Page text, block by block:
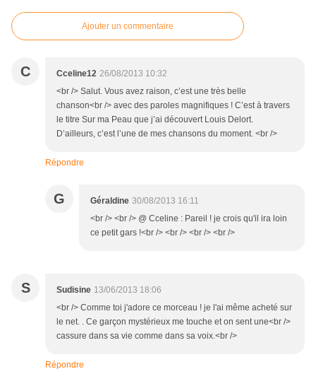
Ajouter un commentaire
C Cceline12 26/08/2013 10:32
<br /> Salut. Vous avez raison, c’est une très belle
chanson<br /> avec des paroles magnifiques ! C’est à travers
le titre Sur ma Peau que j’ai découvert Louis Delort.
D’ailleurs, c’est l’une de mes chansons du moment. <br />
Répondre
G Géraldine 30/08/2013 16:11
<br /> <br /> @ Cceline : Pareil ! je crois qu'il ira loin
ce petit gars !<br /> <br /> <br /> <br />
S Sudisine 13/06/2013 18:06
<br /> Comme toi j'adore ce morceau ! je l'ai même acheté sur
le net. . Ce garçon mystérieux me touche et on sent une<br />
cassure dans sa vie comme dans sa voix.<br />
Répondre